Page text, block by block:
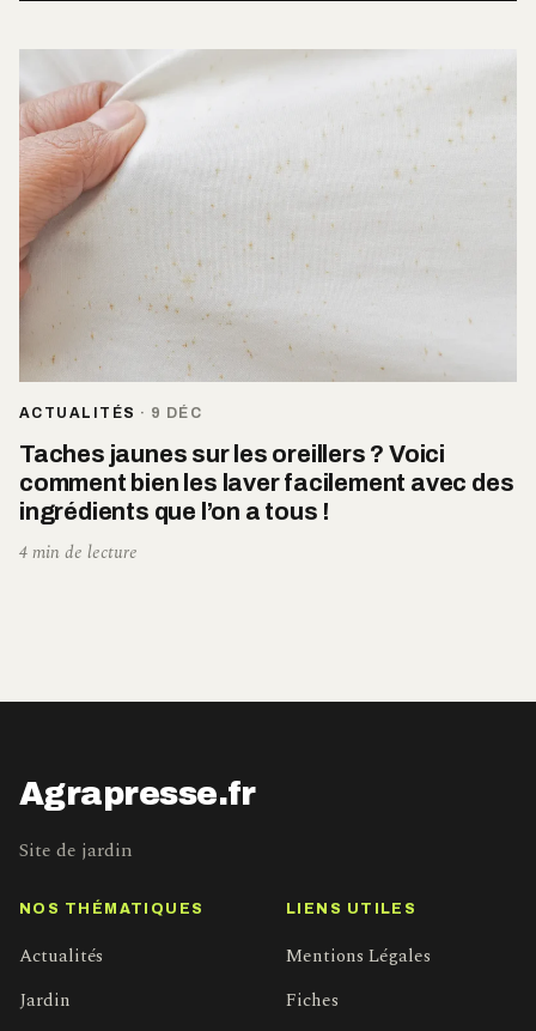
ACTUALITÉS · 9 DÉC
Taches jaunes sur les oreillers ? Voici
comment bien les laver facilement avec des
ingrédients que l’on a tous !
4 min de lecture
Agrapresse.fr
Site de jardin
NOS THÉMATIQUES
Actualités
Jardin
LIENS UTILES
Mentions Légales
Fiches